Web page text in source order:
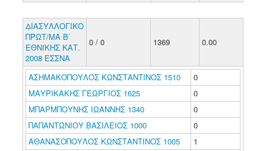
ΔΙΑΣΥΛΛΟΓΙΚΟ
ΠΡΩΤ/ΜΑ Β΄
ΕΘΝΙΚΗΣ ΚΑΤ.
2008 ΕΣΣΝΑ
0 / 0 1369 0.00
ΑΣΗΜΑΚΟΠΟΥΛΟΣ ΚΩΝΣΤΑΝΤΙΝΟΣ 1510
0
ΜΑΥΡΙΚΑΚΗΣ ΓΕΩΡΓΙΟΣ 1625
0
ΜΠΑΡΜΠΟΥΝΗΣ ΙΩΑΝΝΗΣ 1340
0
ΠΑΠΑΝΤΩΝΙΟΥ ΒΑΣΙΛΕΙΟΣ 1000
0
ΑΘΑΝΑΣΟΠΟΥΛΟΣ ΚΩΝΣΤΑΝΤΙΝΟΣ 1005
1